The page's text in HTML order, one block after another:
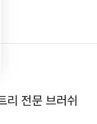
리 전문 브러쉬